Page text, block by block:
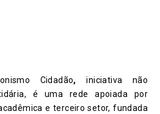
Cidadão,iniciativa não
é uma rede apoiada por
e terceiro setor, fundada